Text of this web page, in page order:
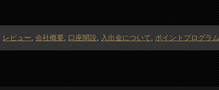
レビュー 会社概要 口座開設 入出金について ポイントプログラム